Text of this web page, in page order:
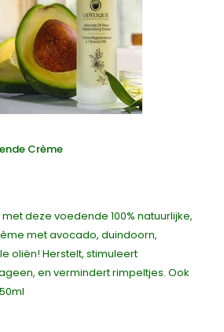
Crème
deze voedende 100% natuurlijke,
met avocado, duindoorn,
oliën! Herstelt, stimuleert
en vermindert rimpeltjes. Ook